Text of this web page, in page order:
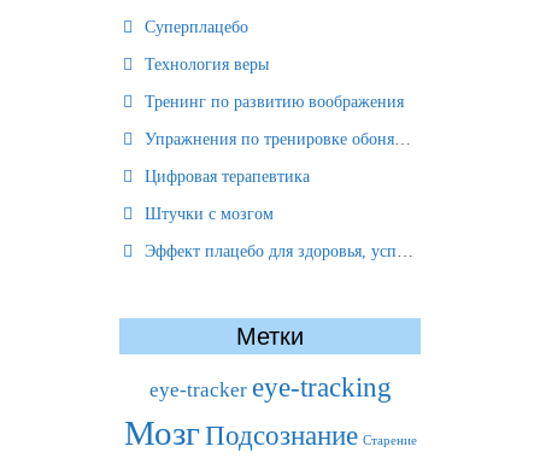
Суперплацебо
Технология веры
Тренинг по развитию воображения
Упражнения по тренировке обоняния
Цифровая терапевтика
Штучки с мозгом
Эффект плацебо для здоровья, успеха и отношений
Метки
eye-tracker eye-tracking
МозгПодсознание Старение